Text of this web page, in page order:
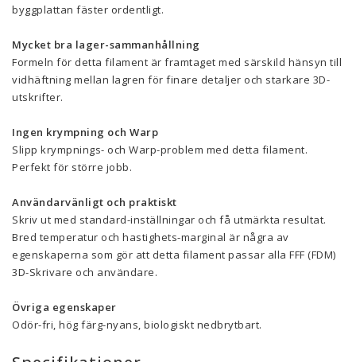
byggplattan fäster ordentligt.
Mycket bra lager-sammanhållning
Formeln för detta filament är framtaget med särskild hänsyn till
vidhäftning mellan lagren för finare detaljer och starkare 3D-
utskrifter.
Ingen krympning och Warp
Slipp krympnings- och Warp-problem med detta filament.
Perfekt för större jobb.
Användarvänligt och praktiskt
Skriv ut med standard-inställningar och få utmärkta resultat.
Bred temperatur och hastighets-marginal är några av
egenskaperna som gör att detta filament passar alla FFF (FDM)
3D-Skrivare och användare.
Övriga egenskaper
Odör-fri, hög färg-nyans, biologiskt nedbrytbart.